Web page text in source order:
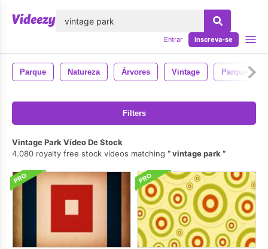
Entrar Inscreva-se
Parque Natureza Árvores Vintage Parque
Filters
Vintage Park Vídeo De Stock
4.080 royalty free stock videos matching
vintage park